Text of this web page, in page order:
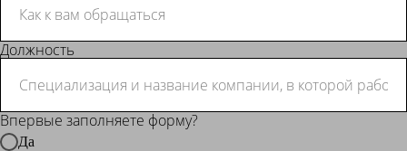
Должность
Впервые заполняете форму?
Да